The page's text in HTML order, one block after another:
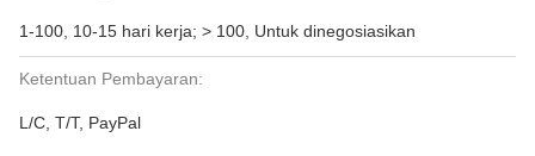
1-100, 10-15 hari kerja; > 100, Untuk dinegosiasikan
Ketentuan Pembayaran:
L/C, T/T, PayPal